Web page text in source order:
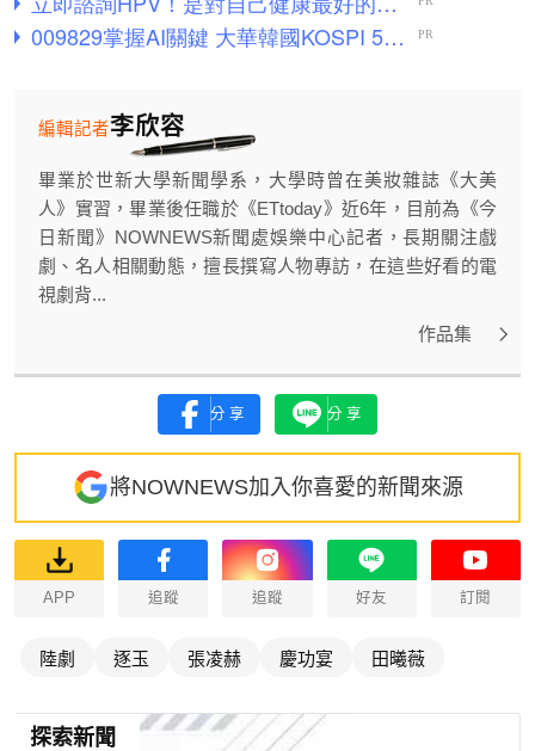
李欣容
編輯記者
畢業於世新大學新聞學系，大學時曾在美妝雜誌《大美
人》實習，畢業後任職於《ETtoday》近6年，目前為《今
日新聞》NOWNEWS新聞處娛樂中心記者，長期關注戲
劇、名人相關動態，擅長撰寫人物專訪，在這些好看的電
視劇背...
作品集
分享 分享
將NOWNEWS加入你喜愛的新聞來源
APP 追蹤 追蹤 好友 訂閱
陸劇 逐玉 張凌赫 慶功宴 田曦薇
探索新聞